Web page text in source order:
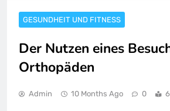
GESUNDHEIT UND FITNESS
Der Nutzen eines
Orthopäden
Admin 10 Months Ago 0